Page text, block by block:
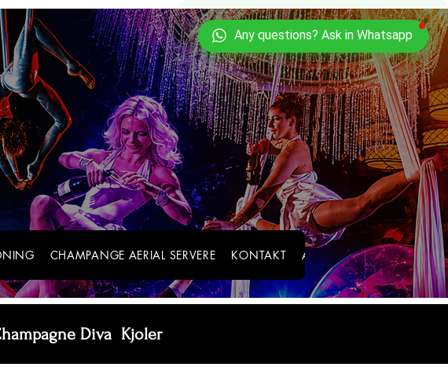
CHAMPANGE AERIAL SERVERE KONTAKT About BLOG
Diva Kjoler